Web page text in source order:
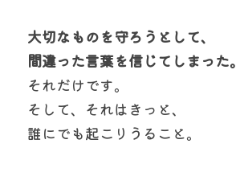
大切なものを守ろうとして、
間違った言葉を信じてしまった。
それだけです。
そして、それはきっと、
誰にでも起こりうること。